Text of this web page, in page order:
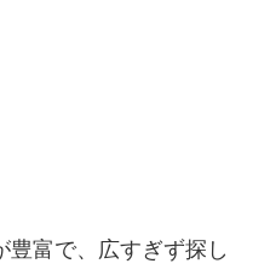
富で、広すぎず探し